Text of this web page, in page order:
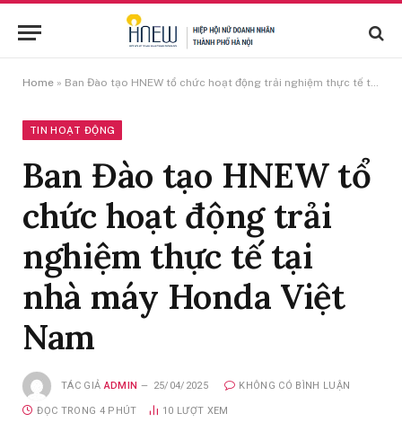
Home » Ban Đào tạo HNEW tổ chức hoạt động trải nghiệm thực tế tại nhà máy Honda Việt Nam
TIN HOẠT ĐỘNG
Ban Đào tạo HNEW tổ
chức hoạt động trải
nghiệm thực tế tại
nhà máy Honda Việt
Nam
TÁC GIẢ ADMIN 25/04/2025 KHÔNG CÓ BÌNH LUẬN
ĐỌC TRONG 4 PHÚT 10 LƯỢT XEM